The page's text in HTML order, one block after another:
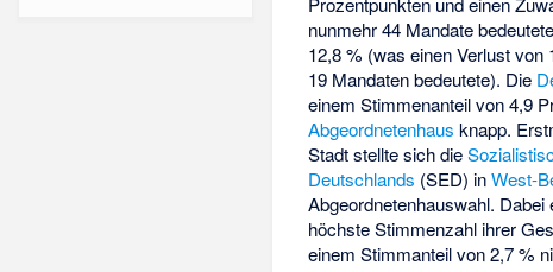
nunmehr 44 Mandate
12,8 % (was einen Verlust von
19 Mandaten bedeutete). Die
einem Stimmenanteil von 4,9
Abgeordnetenhaus knapp.
Stadt stellte sich die
Deutschlands (SED) inWest-
Abgeordnetenhauswahl. Dabei
höchste Stimmenzahl ihrer
einem Stimmanteil von 2,7 %